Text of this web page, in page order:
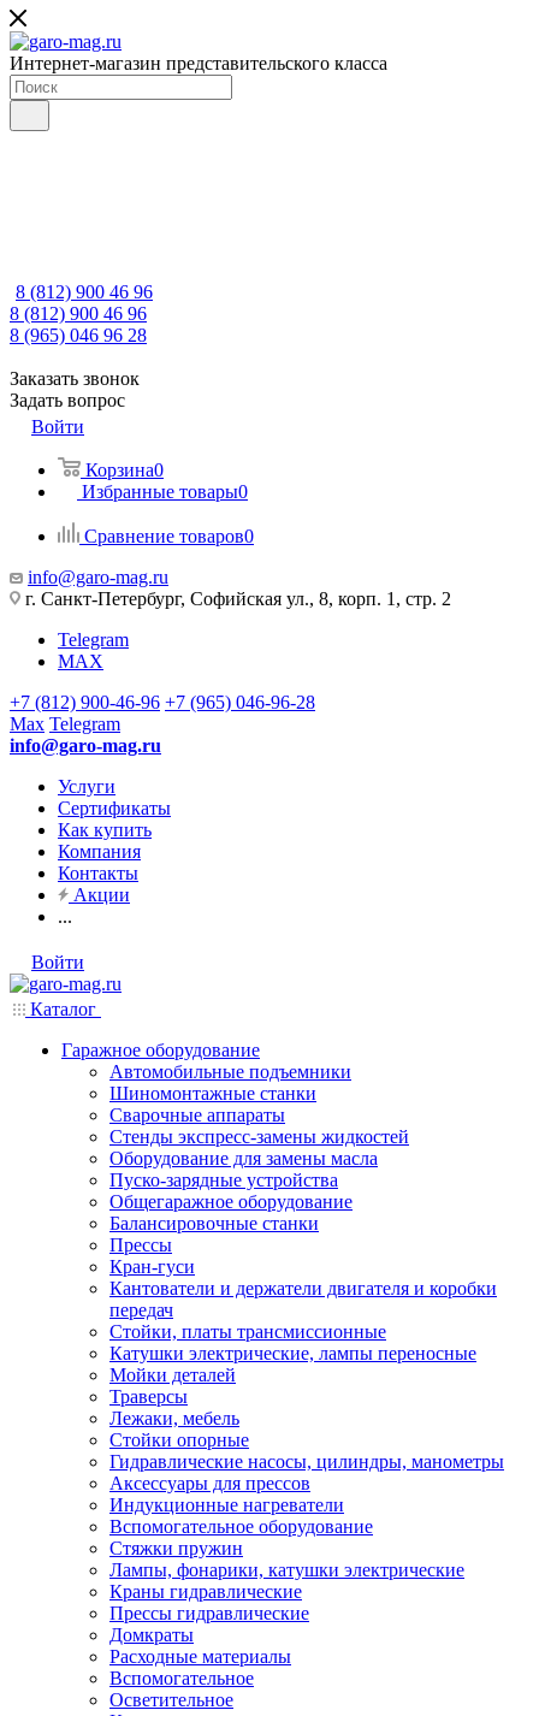
Интернет-магазин представительского класса
8 (812) 900 46 96
8 (812) 900 46 96
8 (965) 046 96 28
Заказать звонок
Задать вопрос
Войти
Корзина0
Избранные товары0
Сравнение товаров0
info@garo-mag.ru
г. Санкт-Петербург, Софийская ул., 8, корп. 1, стр. 2
Telegram
MAX
+7 (812) 900-46-96 +7 (965) 046-96-28
Max Telegram
info@garo-mag.ru
Услуги
Сертификаты
Как купить
Компания
Контакты
Акции
...
Войти
Каталог
Гаражное оборудование
Автомобильные подъемники
Шиномонтажные станки
Сварочные аппараты
Стенды экспресс-замены жидкостей
Оборудование для замены масла
Пуско-зарядные устройства
Общегаражное оборудование
Балансировочные станки
Прессы
Кран-гуси
Кантователи и держатели двигателя и коробки
передач
Стойки, платы трансмиссионные
Катушки электрические, лампы переносные
Мойки деталей
Траверсы
Лежаки, мебель
Стойки опорные
Гидравлические насосы, цилиндры, манометры
Аксессуары для прессов
Индукционные нагреватели
Вспомогательное оборудование
Стяжки пружин
Лампы, фонарики, катушки электрические
Краны гидравлические
Прессы гидравлические
Домкраты
Расходные материалы
Вспомогательное
Осветительное